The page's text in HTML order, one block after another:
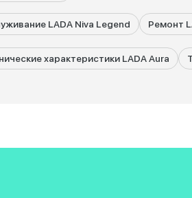
LADA Niva Legend Ремонт
характеристики LADA Aura